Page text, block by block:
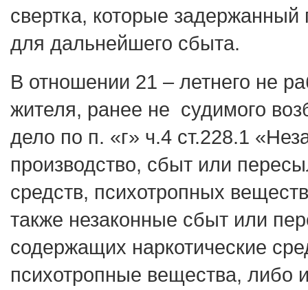
свертка, которые
для дальнейшего сбыта.
В отношении 21 – летнего не
жителя, ранее не судимого
дело по п. «г» ч.4 ст.228.1
производство, сбыт или
средств, психотропных
также незаконные сбыт или
содержащих наркотические
психотропные вещества, либо